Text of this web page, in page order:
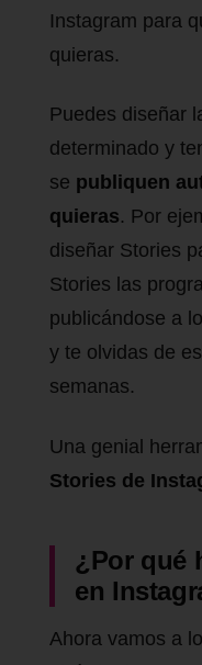
Instagram para
quieras.
Puedes diseñar
determinado y
se publiquen
quieras. Por
diseñar Stories
Stories las
publicándose a
y te olvidas de
semanas.
Una genial
Stories de
¿Por qué
en
Ahora vamos a